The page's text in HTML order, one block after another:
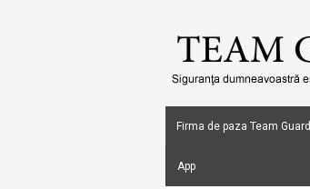
Firma de paza Team Guard
App